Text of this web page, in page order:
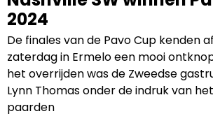
2024
De finales van de Pavo Cup kenden
zaterdag in Ermelo een mooi
het overrijden was de Zweedse
Lynn Thomas onder de indruk van
paarden